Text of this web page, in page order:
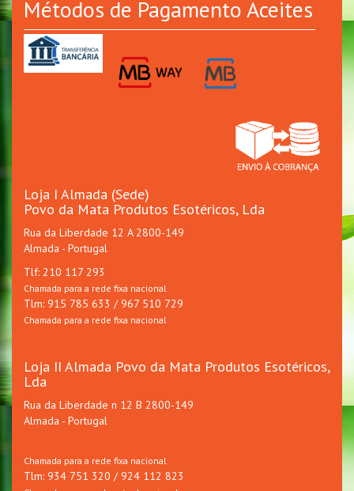
Métodos de Pagamento Aceites
Loja I Almada (Sede)
Povo da Mata Produtos Esotéricos, Lda
Rua da Liberdade 12 A 2800-149
Almada - Portugal
Tlf: 210 117 293
Chamada para a rede fixa nacional
Tlm: 915 785 633 / 967 510 729
Chamada para a rede fixa nacional
Loja II Almada Povo da Mata Produtos Esotéricos,
Lda
Rua da Liberdade n 12 B 2800-149
Almada - Portugal
Chamada para a rede fixa nacional
Tlm: 934 751 320 / 924 112 823